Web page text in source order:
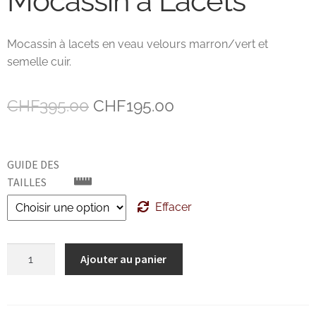
Magnanni Chaussures Genève
Matthew Cookson
Paraboot
Santoni
Mocassin à lacets en veau velours marron/vert et
semelle cuir.
CHF395.00 Le
CHF395.00.
CHF195.00
CHF195.00.
GUIDE DES
TAILLES
Effacer
Ajouter au panier